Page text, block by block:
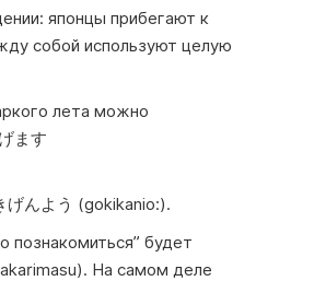
японцы прибегают к
собой используют целую
лета можно
ます
んよう (gokikanio:).
познакомиться” будет
На самом деле